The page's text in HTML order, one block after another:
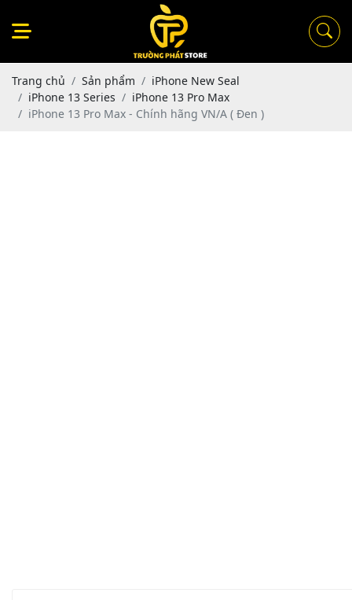
Trang chủ Sản phẩm
iPhone New Seal
iPhone 13 Series
iPhone 13 Pro Max
iPhone 13 Pro Max - Chính hãng VN/A ( Đen )